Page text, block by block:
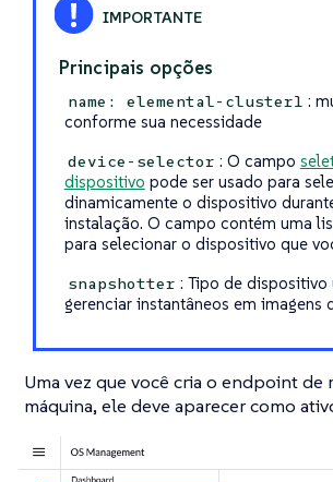
Principais opções
name: elemental-cluster1 :
conforme sua necessidade
device-selector : O campo
dispositivo pode ser usado para
dinamicamente o dispositivo
instalação. O campo contém uma
para selecionar o dispositivo que
snapshotter : Tipo de dispositivo
gerenciar instantâneos em imagens
Uma vez que você cria o endpoint de
máquina, ele deve aparecer como